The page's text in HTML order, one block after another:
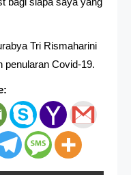
Tri Rismaharini
penularan Covid-19.